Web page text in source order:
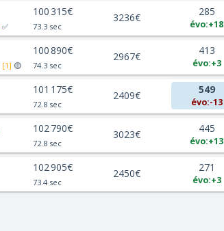
✅
100 315€
73.3 sec
3236€ 285
évo:+18
[1] 🟡
100 890€
74.3 sec
2967€ 413
évo:+3
101 175€
72.8 sec
2409€ 549
évo:-13
102 790€
72.8 sec
3023€ 445
évo:+13
102 905€
73.4 sec
2450€ 271
évo:+3